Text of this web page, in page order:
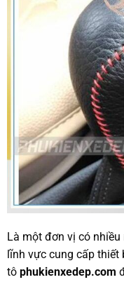
Là một đơn vị có
lĩnh vực cung cấp thiết
tô phukienxedep.com